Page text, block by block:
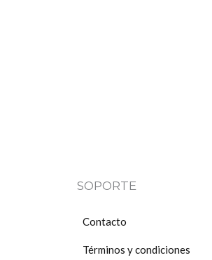
SOPORTE
Contacto
Términos y condiciones